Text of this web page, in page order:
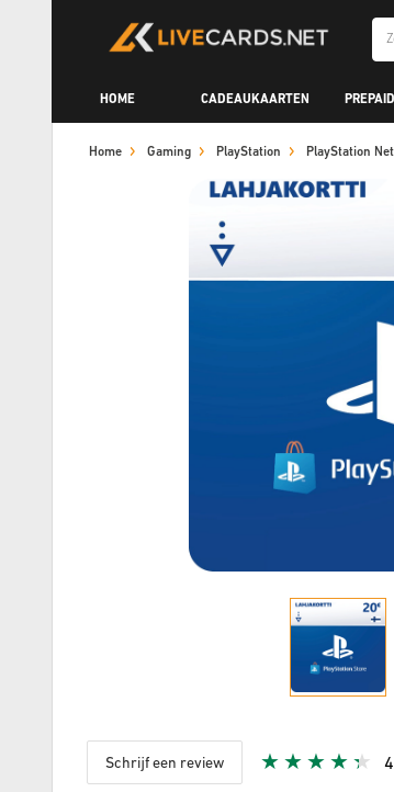
HOME CADEAUKAARTEN
Home Gaming PlayStation PlayStation
Schrijf een review